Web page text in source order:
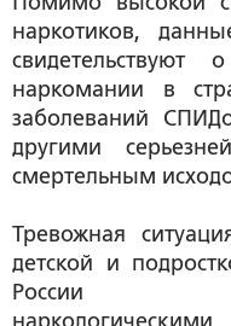
наркотиков,
свидетельствуют
наркомании в
заболеваний
другими
смертельным
Тревожная
детской и
России